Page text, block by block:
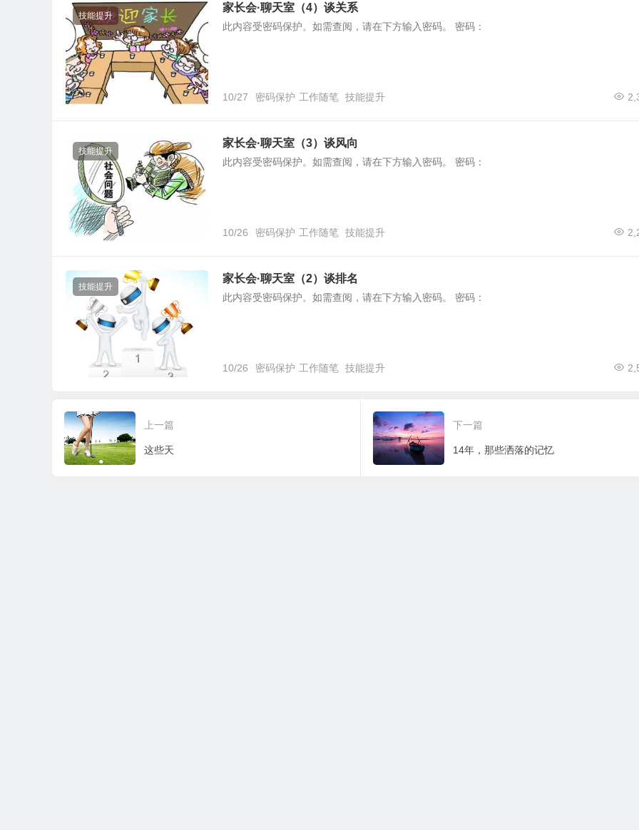
技能提升
家长会·聊天室（4）谈关系
此内容受密码保护。如需查阅，请在下方输入密码。 密码：
10/27 密码保护 工作随笔 技能提升
技能提升
家长会·聊天室（3）谈风向
此内容受密码保护。如需查阅，请在下方输入密码。 密码：
10/26 密码保护 工作随笔 技能提升
技能提升
家长会·聊天室（2）谈排名
此内容受密码保护。如需查阅，请在下方输入密码。 密码：
10/26 密码保护 工作随笔 技能提升
上一篇
这些天
下一篇
14年，那些洒落的记忆